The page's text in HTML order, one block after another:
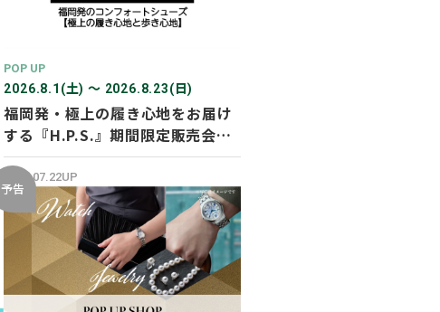
POP UP
2026.8.1(土) 〜 2026.8.23(日)
福岡発・極上の履き心地をお届け
する『H.P.S.』期間限定販売会を
開催✨
2026.07.22UP
予告